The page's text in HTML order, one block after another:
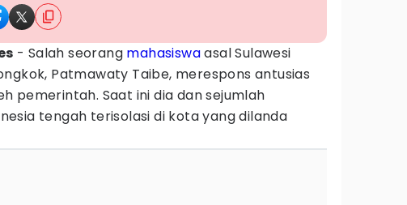
- Salah seorang mahasiswaasal Sulawesi
Patmawaty Taibe, merespons antusias
pemerintah. Saat ini dia dan sejumlah
tengah terisolasi di kota yang dilanda